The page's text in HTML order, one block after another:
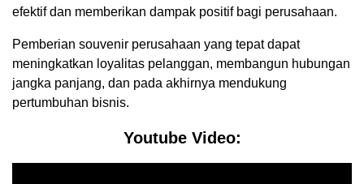
efektif dan memberikan dampak positif bagi perusahaan.
Pemberian souvenir perusahaan yang tepat dapat
meningkatkan loyalitas pelanggan, membangun hubungan
jangka panjang, dan pada akhirnya mendukung
pertumbuhan bisnis.
Youtube Video: